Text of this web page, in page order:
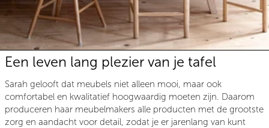
Een leven lang plezier van je tafel
Sarah gelooft dat meubels niet alleen mooi, maar ook
comfortabel en kwalitatief hoogwaardig moeten zijn. Daarom
produceren haar meubelmakers alle producten met de grootste
zorg en aandacht voor detail, zodat je er jarenlang van kunt